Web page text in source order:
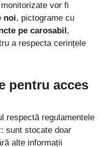
vor fi
noi, pictograme cu
pe carosabil,
a respecta cerințele
pentru acces
respectă regulamentele
sunt stocate doar
alte informații